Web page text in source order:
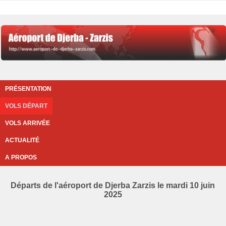
PRÉSENTATION
VOLS DÉPART
VOLS ARRIVÉE
ACTUALITÉ
A PROPOS
Départs de l'aéroport de Djerba Zarzis le mardi 10 juin
2025